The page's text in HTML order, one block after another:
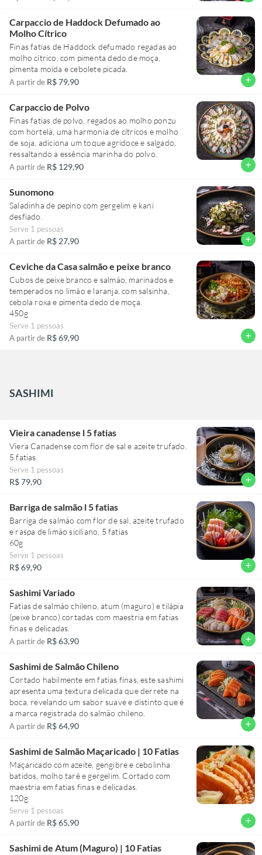
Carpaccio de Haddock Defumado ao
Molho Cítrico
Finas fatias de Haddock defumado regadas ao
molho cítrico, com pimenta dedo de moça,
pimenta moída e cebolete picada.
A partir de R$ 79,90 add
Carpaccio de Polvo
Finas fatias de polvo, regados ao molho ponzu
com hortelã, uma harmonia de cítricos e molho
de soja, adiciona um toque agridoce e salgado,
ressaltando a essência marinha do polvo.
A partir de R$ 129,90 add
Sunomono
Saladinha de pepino com gergelim e kani
desfiado.
Serve 1 pessoas
A partir de R$ 27,90 add
Ceviche da Casa salmão e peixe branco
Cubos de peixe branco e salmão, marinados e
temperados no limão e laranja, com salsinha,
cebola roxa e pimenta dedo de moça.
450g
Serve 1 pessoas
A partir de R$ 69,90 add
SASHIMI
Vieira canadense l 5 fatias
Viera Canadense com flor de sal e azeite trufado.
5 fatias
Serve 1 pessoas
R$ 79,90 add
Barriga de salmão l 5 fatias
Barriga de salmão com flor de sal, azeite trufado
e raspa de limão siciliano, 5 fatias
60g
Serve 1 pessoas
R$ 69,90 add
Sashimi Variado
Fatias de salmão chileno, atum (maguro) e tilápia
(peixe branco) cortadas com maestria em fatias
finas e delicadas.
A partir de R$ 63,90 add
Sashimi de Salmão Chileno
Cortado habilmente em fatias finas, este sashimi
apresenta uma textura delicada que derrete na
boca, revelando um sabor suave e distinto que é
a marca registrada do salmão chileno.
A partir de R$ 64,90 add
Sashimi de Salmão Maçaricado | 10 Fatias
Maçaricado com azeite, gengibre e cebolinha
batidos, molho tarê e gergelim. Cortado com
maestria em fatias finas e delicadas.
120g
Serve 1 pessoas
A partir de R$ 65,90 add
Sashimi de Atum (Maguro) | 10 Fatias